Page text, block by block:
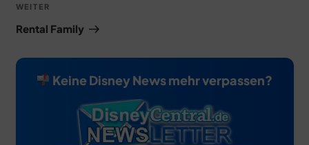
Nächster
Beitrag
WEITER
Rental Family
Keine Disney News mehr verpassen?